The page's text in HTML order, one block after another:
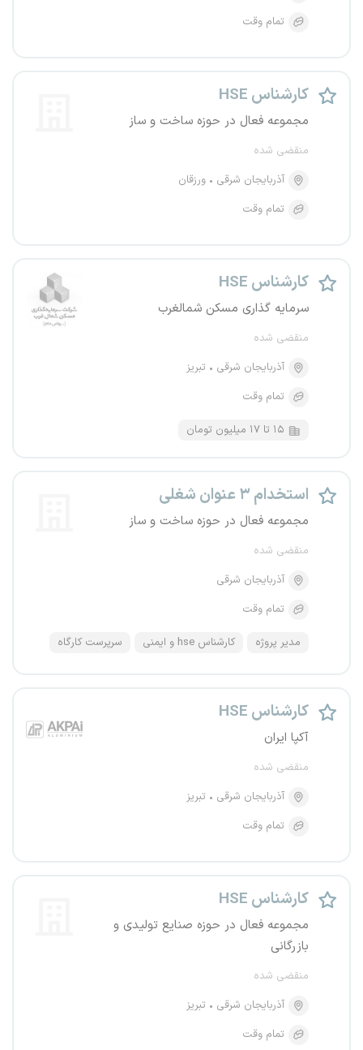
تمام وقت
کارشناس HSE
مجموعه فعال در حوزه ساخت و ساز
منقضی شده
آذربایجان شرقی
ورزقان
تمام وقت
کارشناس HSE
سرمایه گذاری مسکن شمالغرب
منقضی شده
آذربایجان شرقی
تبریز
تمام وقت
۱۵ تا ۱۷ میلیون تومان
استخدام ۳ عنوان شغلی
مجموعه فعال در حوزه ساخت و ساز
منقضی شده
آذربایجان شرقی
تمام وقت
مدیر پروژه کارشناس hse و ایمنی سرپرست کارگاه
کارشناس HSE
آکپا ایران
منقضی شده
آذربایجان شرقی
تبریز
تمام وقت
کارشناس HSE
مجموعه فعال در حوزه صنایع تولیدی و
بازرگانی
منقضی شده
آذربایجان شرقی
تبریز
تمام وقت